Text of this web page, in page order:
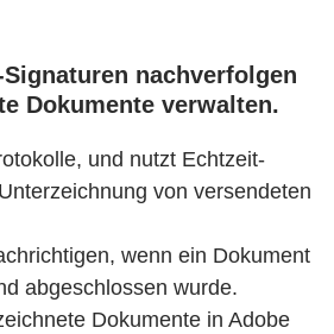
nachverfolgen
Dokumente verwalten.
und nutzt Echtzeit-
von versendeten
wenn ein Dokument
abgeschlossen wurde.
Dokumente in Adobe